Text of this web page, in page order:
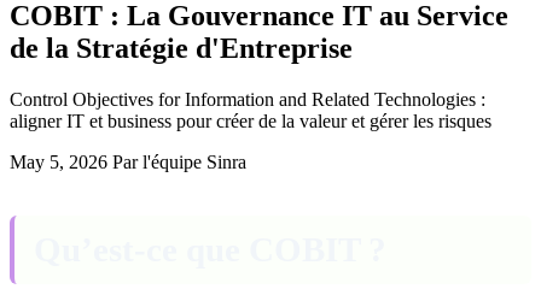
COBIT : La Gouvernance IT au Service
de la Stratégie d'Entreprise
Control Objectives for Information and Related Technologies :
aligner IT et business pour créer de la valeur et gérer les risques
May 5, 2026 Par l'équipe Sinra